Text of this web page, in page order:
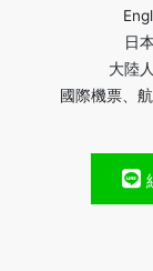
日
大陸
國際機票、